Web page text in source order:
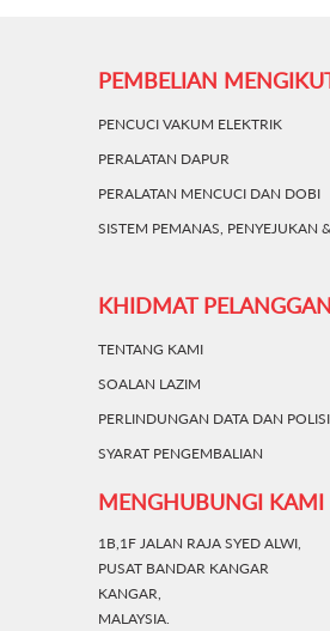
PEMBELIAN
PENCUCI VAKUM ELEKTRIK
PERALATAN DAPUR
PERALATAN MENCUCI DAN DOBI
SISTEM PEMANAS, PENYEJUKAN
KHIDMAT PELANGGAN
TENTANG KAMI
SOALAN LAZIM
PERLINDUNGAN DATA DAN
SYARAT PENGEMBALIAN
MENGHUBUNGI KAMI
1B,1F JALAN RAJA SYED ALWI,
PUSAT BANDAR KANGAR
KANGAR,
MALAYSIA.